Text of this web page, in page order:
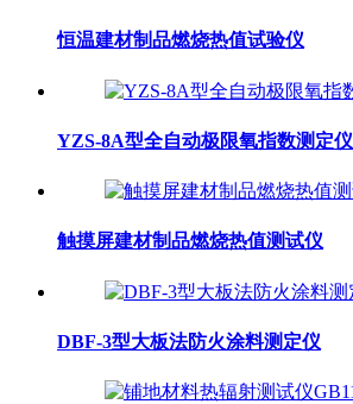
恒温建材制品燃烧热值试验仪
YZS-8A型全自动极限氧指数测定仪
触摸屏建材制品燃烧热值测试仪
DBF-3型大板法防火涂料测定仪